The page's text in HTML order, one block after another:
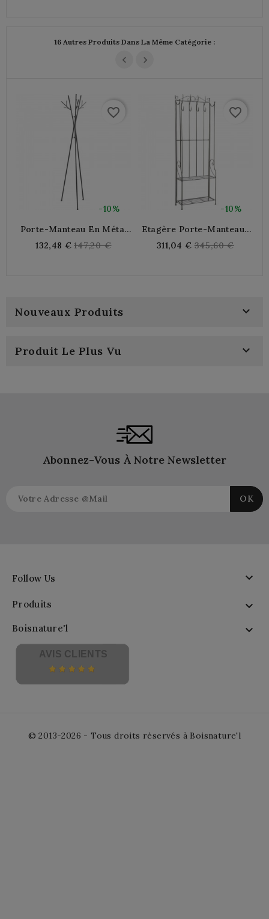
16 Autres Produits Dans La Même Catégorie :
-10%
favorite_border
Porte-Manteau En Métal
132,48 € Regular
147,20 €
-10%
favorite_border
Etagère Porte-Manteaux
311,04 € Regular
345,60 €
Nouveaux Produits 
Produit Le Plus Vu 
Abonnez-Vous À Notre Newsletter
Follow Us 
Produits 
Boisnature'l 
AVIS CLIENTS
© 2013-2026 - Tous droits réservés à Boisnature'l